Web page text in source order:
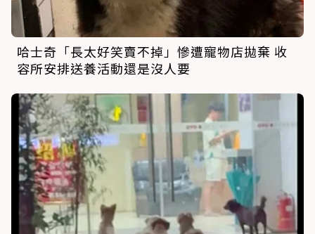
哈士奇「長太好笑賣不掉」慘遭寵物店拋棄 收
容所安排送養活動還是沒人要